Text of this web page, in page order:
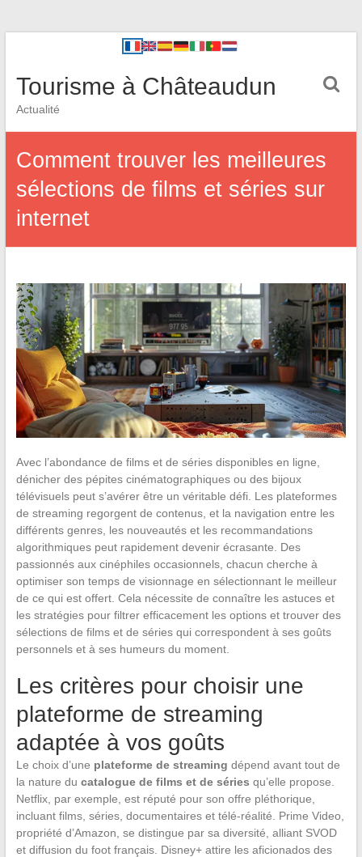
Tourisme à Châteaudun
Actualité
Comment trouver les meilleures
sélections de films et séries sur
internet
Avec l’abondance de films et de séries disponibles en ligne,
dénicher des pépites cinématographiques ou des bijoux
télévisuels peut s’avérer être un véritable défi. Les plateformes
de streaming regorgent de contenus, et la navigation entre les
différents genres, les nouveautés et les recommandations
algorithmiques peut rapidement devenir écrasante. Des
passionnés aux cinéphiles occasionnels, chacun cherche à
optimiser son temps de visionnage en sélectionnant le meilleur
de ce qui est offert. Cela nécessite de connaître les astuces et
les stratégies pour filtrer efficacement les options et trouver des
sélections de films et de séries qui correspondent à ses goûts
personnels et à ses humeurs du moment.
Les critères pour choisir une
plateforme de streaming
adaptée à vos goûts
Le choix d’une plateforme de streaming dépend avant tout de
la nature du catalogue de films et de séries qu’elle propose.
Netflix, par exemple, est réputé pour son offre pléthorique,
incluant films, séries, documentaires et télé-réalité. Prime Video,
propriété d’Amazon, se distingue par sa diversité, alliant SVOD
et diffusion du foot français. Disney+ attire les aficionados des